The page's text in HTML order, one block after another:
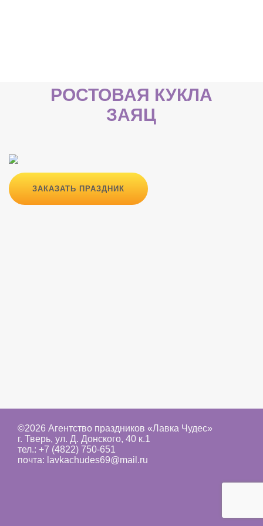
РОСТОВАЯ КУКЛА
ЗАЯЦ
ЗАКАЗАТЬ ПРАЗДНИК
©2026 Агентство праздников «Лавка Чудес»
г. Тверь, ул. Д. Донского, 40 к.1
тел.: +7 (4822) 750-651
почта: lavkachudes69@mail.ru